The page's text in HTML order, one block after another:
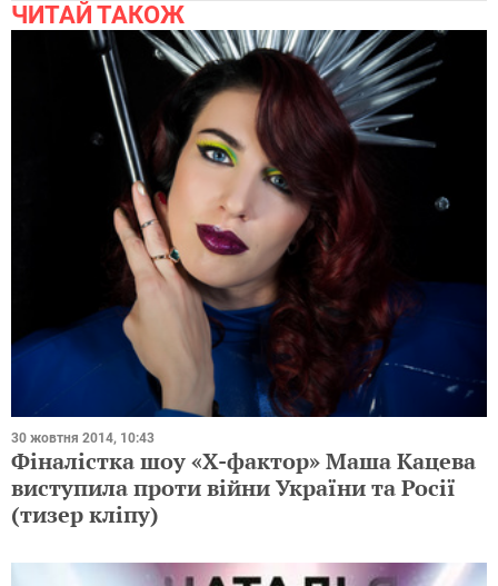
ЧИТАЙ ТАКОЖ
30 жовтня 2014, 10:43
Фіналістка шоу «Х-фактор» Маша Кацева
виступила проти війни України та Росії
(тизер кліпу)